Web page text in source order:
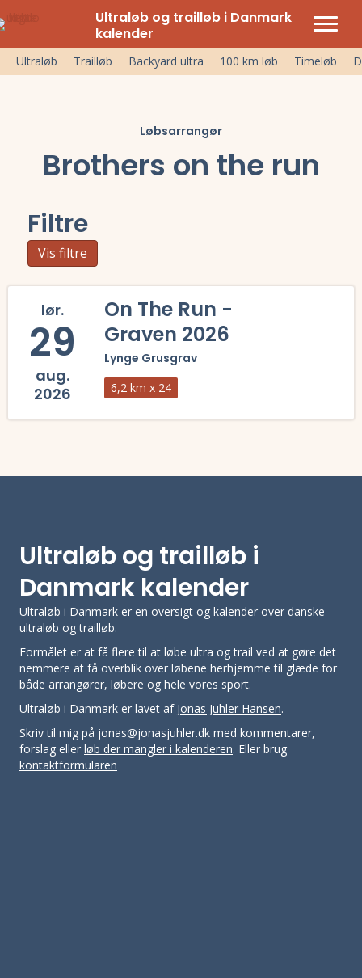
Ultraløb og trailløb i Danmark
kalender
Ultraløb Trailløb Backyard ultra 100 km løb Timeløb
Løbsarrangør
Brothers on the run
Filtre
Vis filtre
lør.
29
aug.
2026
On The Run -
Graven 2026
Lynge Grusgrav
6,2 km x 24
Ultraløb og trailløb i
Danmark kalender
Ultraløb i Danmark er en oversigt og kalender over danske
ultraløb og trailløb.
Formålet er at få flere til at løbe ultra og trail ved at gøre det
nemmere at få overblik over løbene herhjemme til glæde for
både arrangører, løbere og hele vores sport.
Ultraløb i Danmark er lavet af Jonas Juhler Hansen.
Skriv til mig på jonas@jonasjuhler.dk med kommentarer,
forslag eller løb der mangler i kalenderen. Eller brug
kontaktformularen